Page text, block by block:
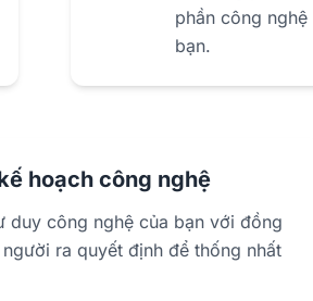
phần công
bạn.
hoạch công nghệ
duy công nghệ của bạn với đồng
ra quyết định để thống nhất